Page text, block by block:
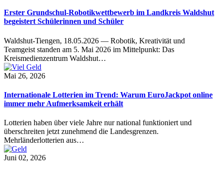
Erster Grundschul-Robotikwettbewerb im Landkreis Waldshut
begeistert Schülerinnen und Schüler
Waldshut-Tiengen, 18.05.2026 — Robotik, Kreativität und
Teamgeist standen am 5. Mai 2026 im Mittelpunkt: Das
Kreismedienzentrum Waldshut…
Mai 26, 2026
Internationale Lotterien im Trend: Warum EuroJackpot online
immer mehr Aufmerksamkeit erhält
Lotterien haben über viele Jahre nur national funktioniert und
überschreiten jetzt zunehmend die Landesgrenzen.
Mehrländerlotterien aus…
Juni 02, 2026